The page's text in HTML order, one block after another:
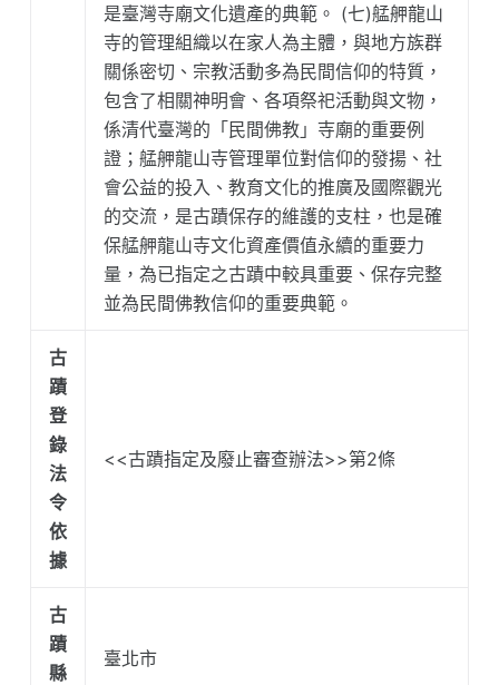
是臺灣寺廟文化遺產的典範。 (七)艋舺龍山
寺的管理組織以在家人為主體，與地方族群
關係密切、宗教活動多為民間信仰的特質，
包含了相關神明會、各項祭祀活動與文物，
係清代臺灣的「民間佛教」寺廟的重要例
證；艋舺龍山寺管理單位對信仰的發揚、社
會公益的投入、教育文化的推廣及國際觀光
的交流，是古蹟保存的維護的支柱，也是確
保艋舺龍山寺文化資產價值永續的重要力
量，為已指定之古蹟中較具重要、保存完整
並為民間佛教信仰的重要典範。
古
蹟
登
錄
法
令
依
據
<<古蹟指定及廢止審查辦法>>第2條
古
蹟
縣
臺北市